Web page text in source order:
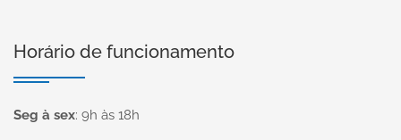
Horário de funcionamento
Seg à sex: 9h às 18h